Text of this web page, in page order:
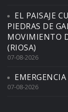
EL PAISAJE
PIEDRAS DE
MOVIMIENTO
(RIOSA)
07-08-2026
07-08-2026